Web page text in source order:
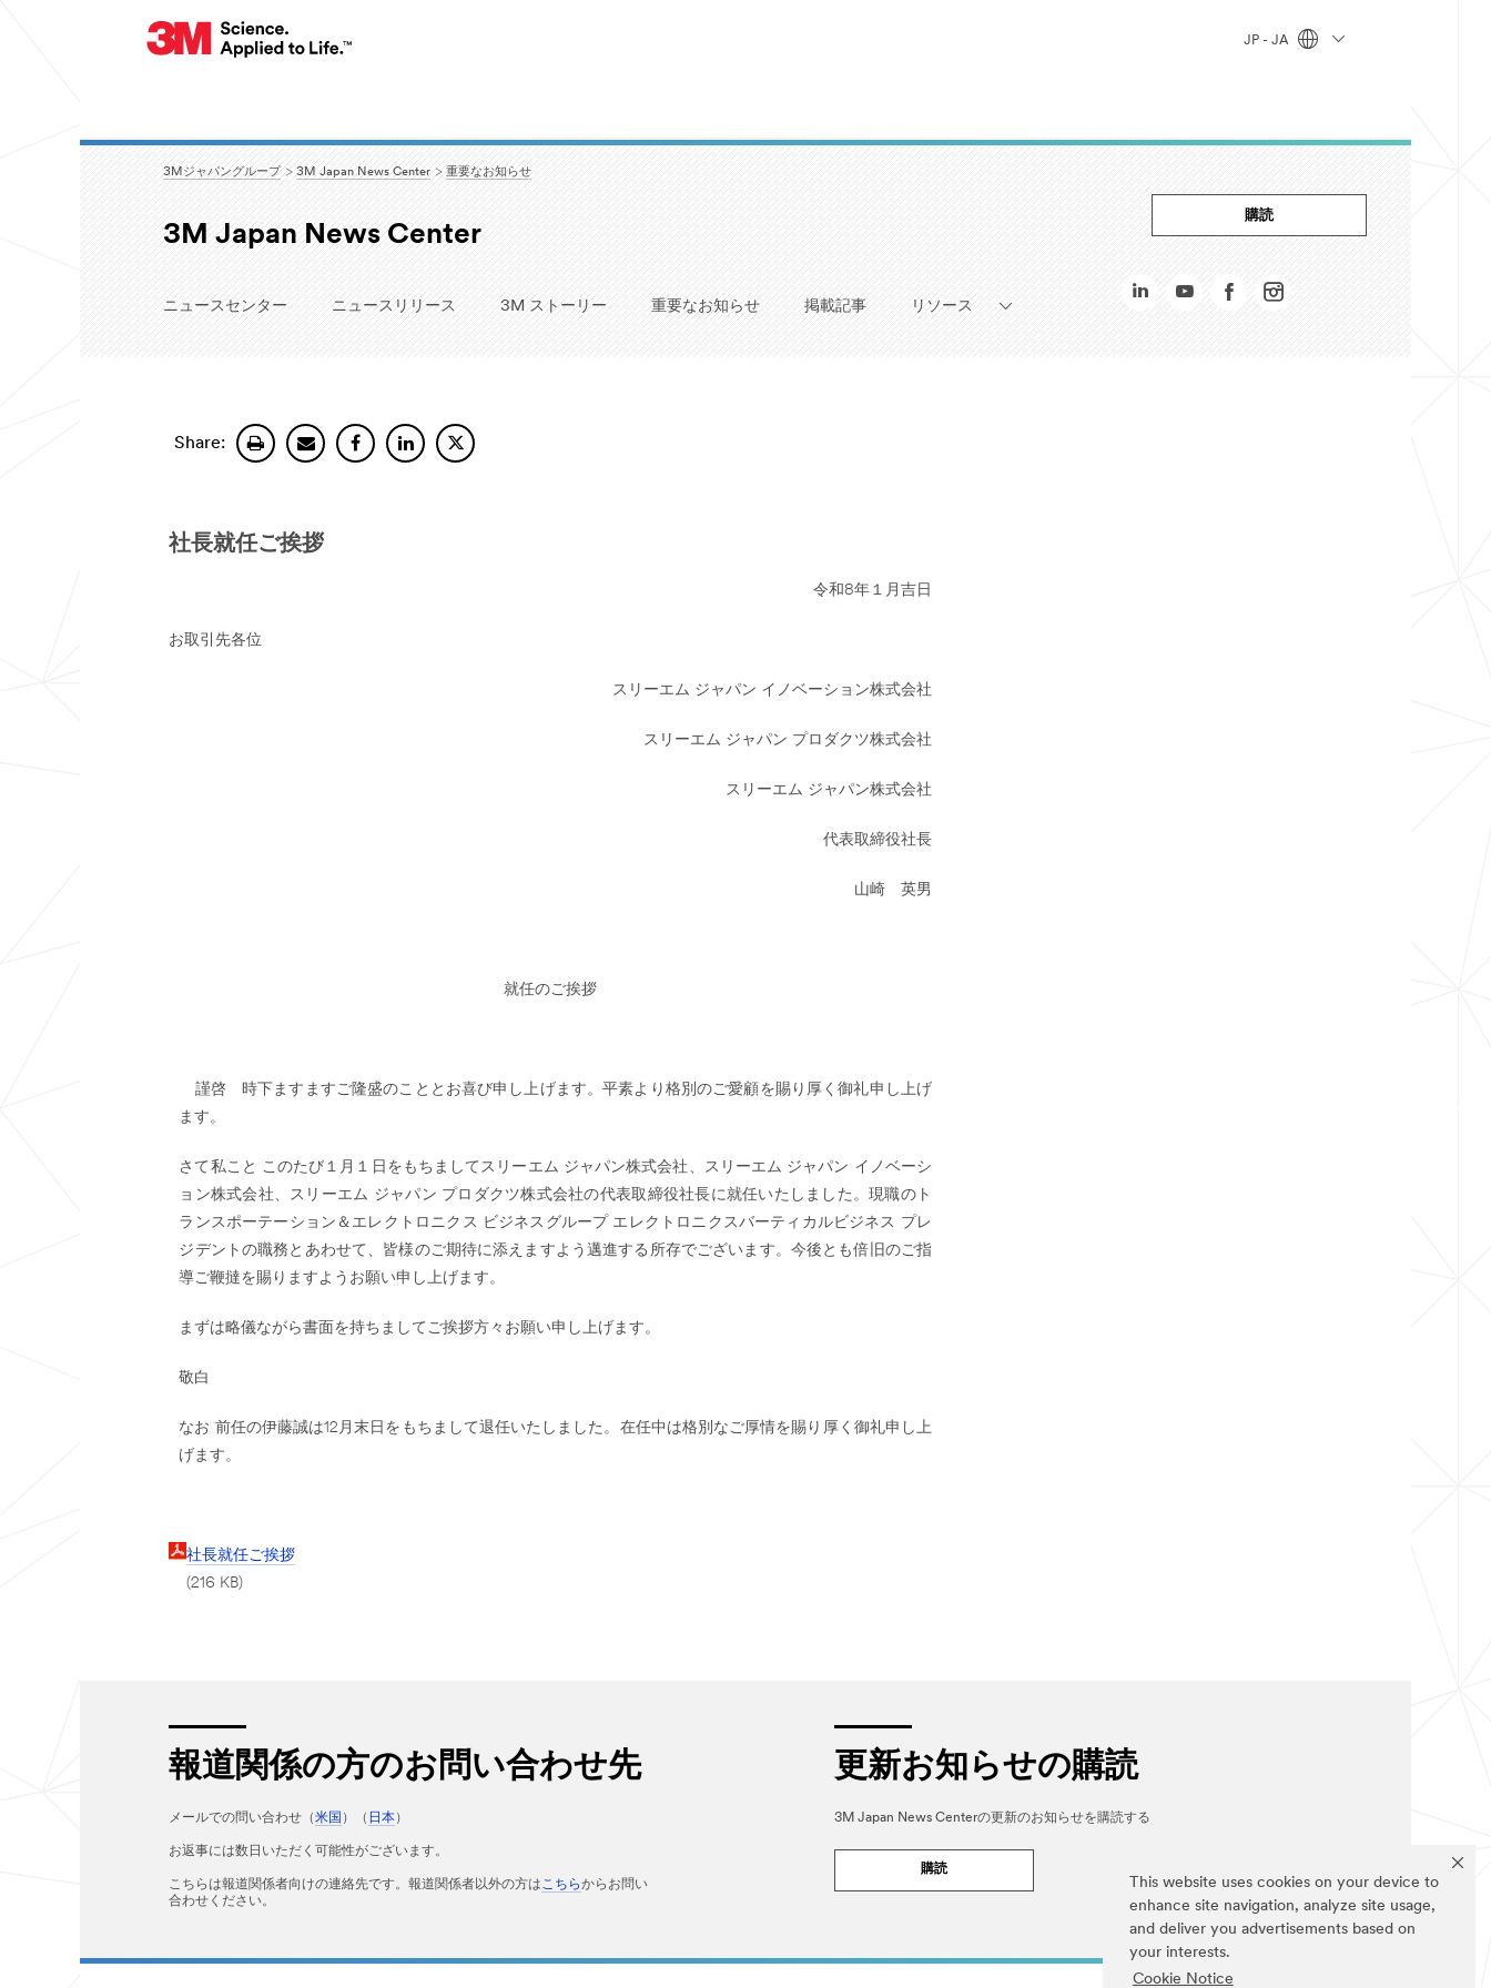
This website uses cookies on your device to
enhance site navigation, analyze site usage,
and deliver you advertisements based on
your interests.
Cookie Notice
JP - JA
3Mジャパングループ 3M Japan News Center 重要なお知らせ
3M Japan News Center
ニュースセンター ニュースリリース 3M ストーリー 重要なお知らせ 掲載記事 リソース
購読
Share:
社長就任ご挨拶
令和8年１月吉日
お取引先各位
スリーエム ジャパン イノベーション株式会社
スリーエム ジャパン プロダクツ株式会社
スリーエム ジャパン株式会社
代表取締役社長
山崎 英男
就任のご挨拶
謹啓 時下ますますご隆盛のこととお喜び申し上げます。平素より格別のご愛顧を賜り厚く御礼申し上げ
ます。
さて私こと このたび１月１日をもちましてスリーエム ジャパン株式会社、スリーエム ジャパン イノベーシ
ョン株式会社、スリーエム ジャパン プロダクツ株式会社の代表取締役社長に就任いたしました。現職のト
ランスポーテーション＆エレクトロニクス ビジネスグループ エレクトロニクスバーティカルビジネス プレ
ジデントの職務とあわせて、皆様のご期待に添えますよう邁進する所存でございます。今後とも倍旧のご指
導ご鞭撻を賜りますようお願い申し上げます。
まずは略儀ながら書面を持ちましてご挨拶方々お願い申し上げます。
敬白
なお 前任の伊藤誠は12月末日をもちまして退任いたしました。在任中は格別なご厚情を賜り厚く御礼申し上
げます。
社長就任ご挨拶
(216 KB)
報道関係の方のお問い合わせ先
メールでの問い合わせ（米国 ）（ 日本）
お返事には数日いただく可能性がございます。
こちらは報道関係者向けの連絡先です。報道関係者以外の方はこちらからお問い
合わせください。
更新お知らせの購読
3M Japan News Centerの更新のお知らせを購読する
購読